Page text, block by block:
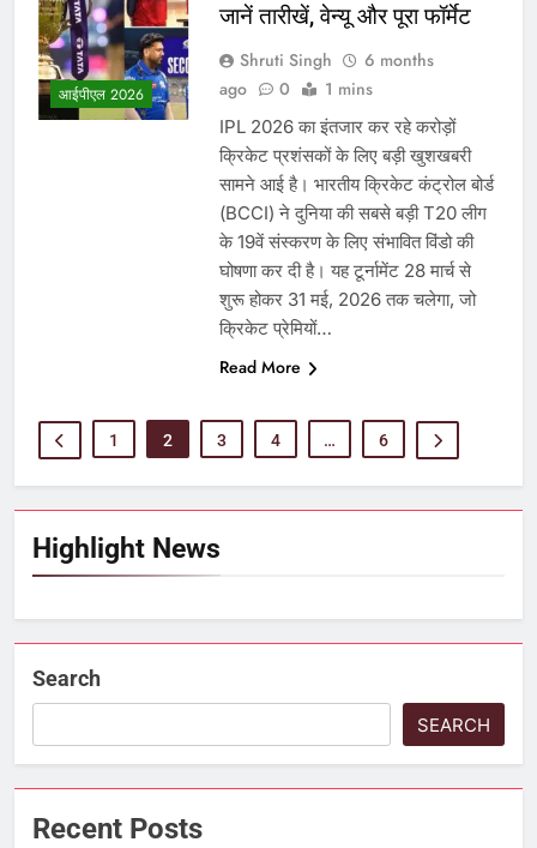
Highlight News
आईपीएल 2026
जानें तारीखें, वेन्यू और पूरा फॉर्मेट
Shruti Singh
6 months
ago
0 1 mins
IPL 2026 का इंतजार कर रहे करोड़ों
क्रिकेट प्रशंसकों के लिए बड़ी खुशखबरी
सामने आई है। भारतीय क्रिकेट कंट्रोल बोर्ड
(BCCI) ने दुनिया की सबसे बड़ी T20 लीग
के 19वें संस्करण के लिए संभावित विंडो की
घोषणा कर दी है। यह टूर्नामेंट 28 मार्च से
शुरू होकर 31 मई, 2026 तक चलेगा, जो
क्रिकेट प्रेमियों…
Read More
1 2 3 4 … 6
Search
SEARCH
Recent Posts